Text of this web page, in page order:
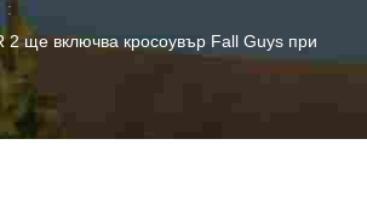
2 ще включва кросоувър Fall Guys при